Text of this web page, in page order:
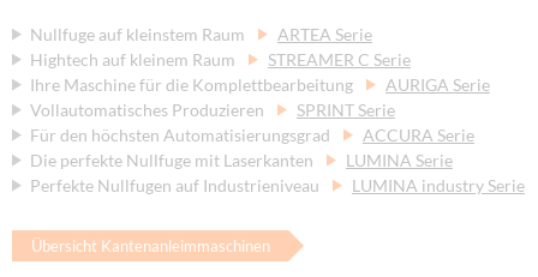
Nullfuge auf kleinstem Raum
ARTEA Serie
Hightech auf kleinem Raum
STREAMER C Serie
Ihre Maschine für die Komplettbearbeitung
AURIGA Serie
Vollautomatisches Produzieren
SPRINT Serie
Für den höchsten Automatisierungsgrad
ACCURA Serie
Die perfekte Nullfuge mit Laserkanten
LUMINA Serie
Perfekte Nullfugen auf Industrieniveau
LUMINA industry Serie
Übersicht Kantenanleimmaschinen